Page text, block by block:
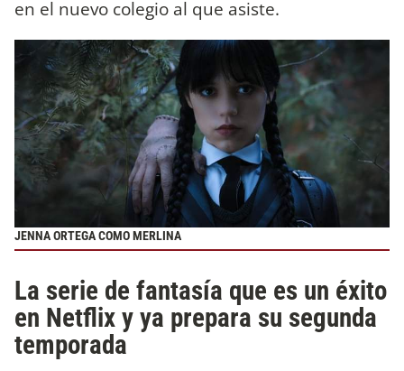
en el nuevo colegio al que asiste.
JENNA ORTEGA COMO MERLINA
La serie de fantasía que es un éxito
en Netflix y ya prepara su segunda
temporada